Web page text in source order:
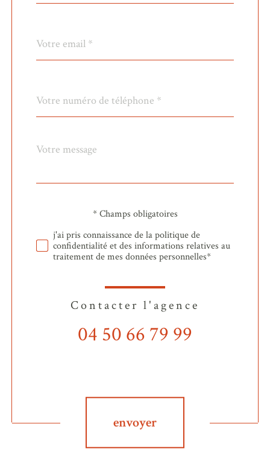
*
*
Fieldset
défaut
Message
Validation* Champs obligatoires
j'ai pris connaissance de la politique de
confidentialité et des informations relatives au
traitement de mes données personnelles*
Contacter l'agence
04 50 66 79 99
envoyer